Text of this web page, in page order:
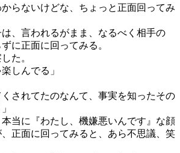
からないけどな、ちょっと正面回ってみ
、言われるがまま、なるべく相手の
に正面に回ってみる。
た。
しんでる」
されてたのなんて、事実を知ったその
当に『わたし、機嫌悪いんです』な顔
正面に回ってみると、あら不思議、笑